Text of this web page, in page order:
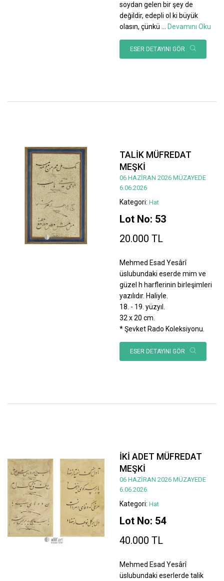
soydan gelen bir şey de
değildir, edepli ol ki büyük
olasın, çünkü ... Devamını Oku
ESER DETAYINI GÖR
TALİK MÜFREDAT
MEŞKİ
06 HAZİRAN 2026 MÜZAYEDE
6.06.2026
Kategori: Hat
Lot No: 53
20.000 TL
Mehmed Esad Yesârî
üslubundaki eserde mim ve
güzel h harflerinin birleşimleri
yazılıdır. Haliyle.
18. - 19. yüzyıl.
32 x 20 cm.
* Şevket Rado Koleksiyonu.
ESER DETAYINI GÖR
İKİ ADET MÜFREDAT
MEŞKİ
06 HAZİRAN 2026 MÜZAYEDE
6.06.2026
Kategori: Hat
Lot No: 54
40.000 TL
Mehmed Esad Yesârî
üslubundaki eserlerde talik